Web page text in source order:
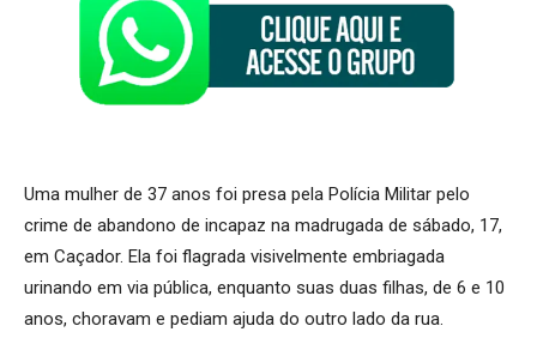
Uma mulher de 37 anos foi presa pela Polícia Militar pelo
crime de abandono de incapaz na madrugada de sábado, 17,
em Caçador. Ela foi flagrada visivelmente embriagada
urinando em via pública, enquanto suas duas filhas, de 6 e 10
anos, choravam e pediam ajuda do outro lado da rua.